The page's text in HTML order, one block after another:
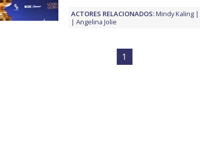
ACTORES RELACIONADOS:Mindy Kaling
Angelina Jolie
1